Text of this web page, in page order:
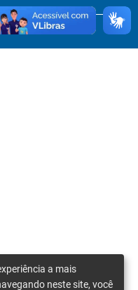
a mais
neste site, você